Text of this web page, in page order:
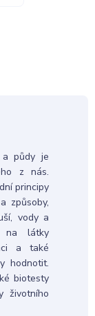
a půdy je
z nás.
principy
způsoby,
vody a
na látky
a také
hodnotit.
biotesty
životního